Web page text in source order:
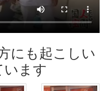
にも起こしい
ます